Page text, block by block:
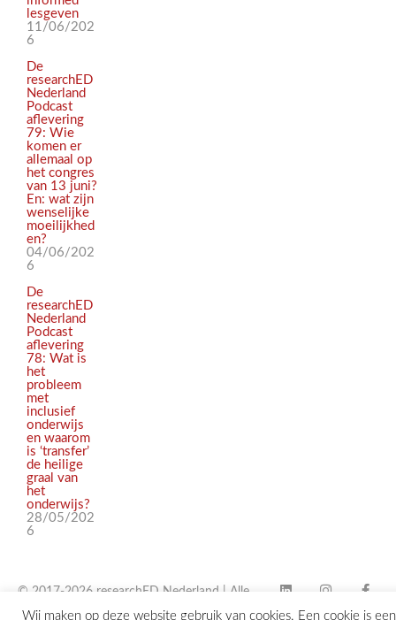
lesgeven
11/06/202
6
De
researchED
Nederland
Podcast
aflevering
79: Wie
komen er
allemaal op
het congres
van 13 juni?
En: wat zijn
wenselijke
moeilijkhed
en?
04/06/202
6
De
researchED
Nederland
Podcast
aflevering
78: Wat is
het
probleem
met
inclusief
onderwijs
en waarom
is ‘transfer’
de heilige
graal van
het
onderwijs?
28/05/202
6
© 2017-2026 researchED Nederland | Alle
Wij maken op deze website gebruik van cookies. Een cookie is een